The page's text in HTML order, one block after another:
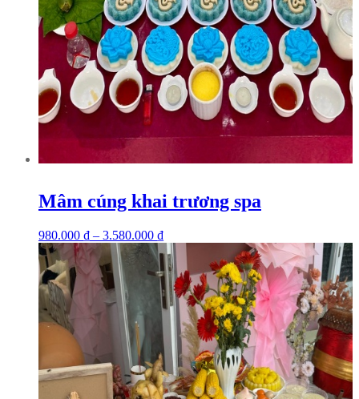
Mâm cúng khai trương spa
980.000 ₫ – 3.580.000 ₫